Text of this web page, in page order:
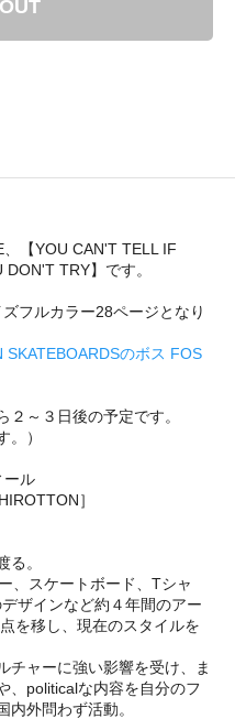
、【YOU CAN'T TELL IF
TRY】です。
フルカラー28ページとなり
SKATEBOARDSのボス FOS
２～３日後の予定です。
。）
ール
る。
、スケートボード、Tシャ
ザインなど約４年間のアー
を移し、現在のスタイルを
チャーに強い影響を受け、ま
、politicalな内容を自分のフ
内外問わず活動。